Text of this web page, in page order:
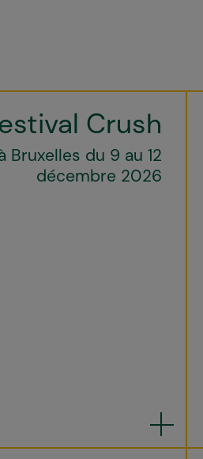
Crush
Bruxelles du 9 au 12
décembre 2026